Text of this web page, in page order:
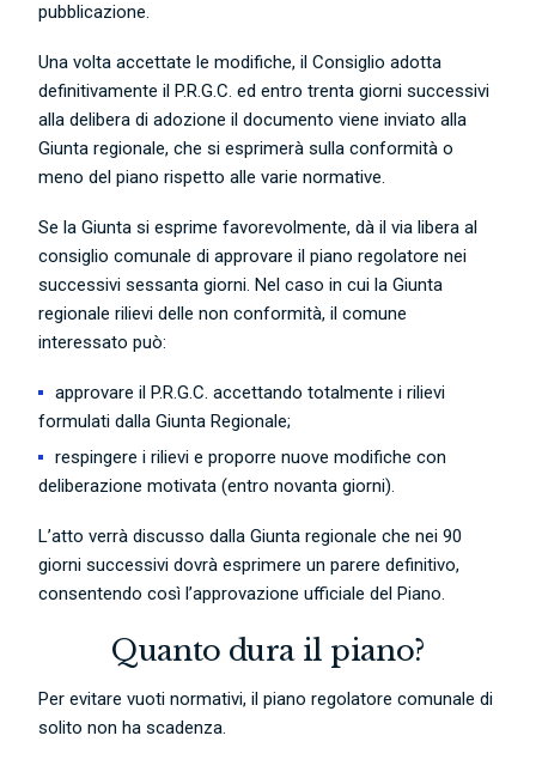
pubblicazione.
Una volta accettate le modifiche, il Consiglio adotta
definitivamente il P.R.G.C. ed entro trenta giorni successivi
alla delibera di adozione il documento viene inviato alla
Giunta regionale, che si esprimerà sulla conformità o
meno del piano rispetto alle varie normative.
Se la Giunta si esprime favorevolmente, dà il via libera al
consiglio comunale di approvare il piano regolatore nei
successivi sessanta giorni. Nel caso in cui la Giunta
regionale rilievi delle non conformità, il comune
interessato può:
approvare il P.R.G.C. accettando totalmente i rilievi
formulati dalla Giunta Regionale;
respingere i rilievi e proporre nuove modifiche con
deliberazione motivata (entro novanta giorni).
L’atto verrà discusso dalla Giunta regionale che nei 90
giorni successivi dovrà esprimere un parere definitivo,
consentendo così l’approvazione ufficiale del Piano.
Quanto dura il piano?
Per evitare vuoti normativi, il piano regolatore comunale di
solito non ha scadenza.